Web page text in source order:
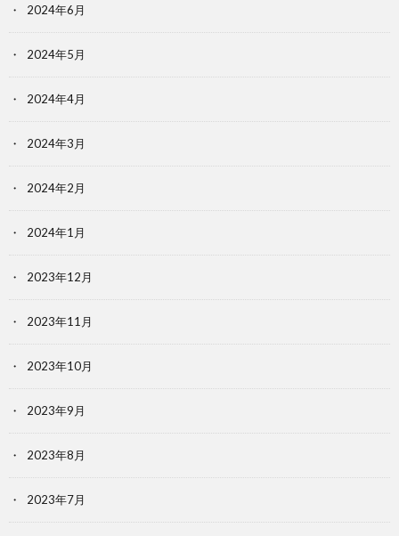
2024年6月
2024年5月
2024年4月
2024年3月
2024年2月
2024年1月
2023年12月
2023年11月
2023年10月
2023年9月
2023年8月
2023年7月